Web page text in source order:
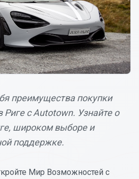
преимущества покупки
Риге с Autotown. Узнайте о
широком выборе и
поддержке.
Мир Возможностей с